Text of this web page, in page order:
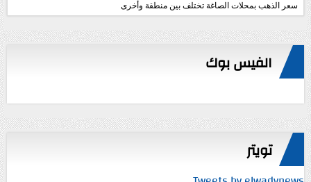
سعر الذهب بمحلات الصاغة تختلف بين منطقة وأخرى
الفيس بوك
تويتر